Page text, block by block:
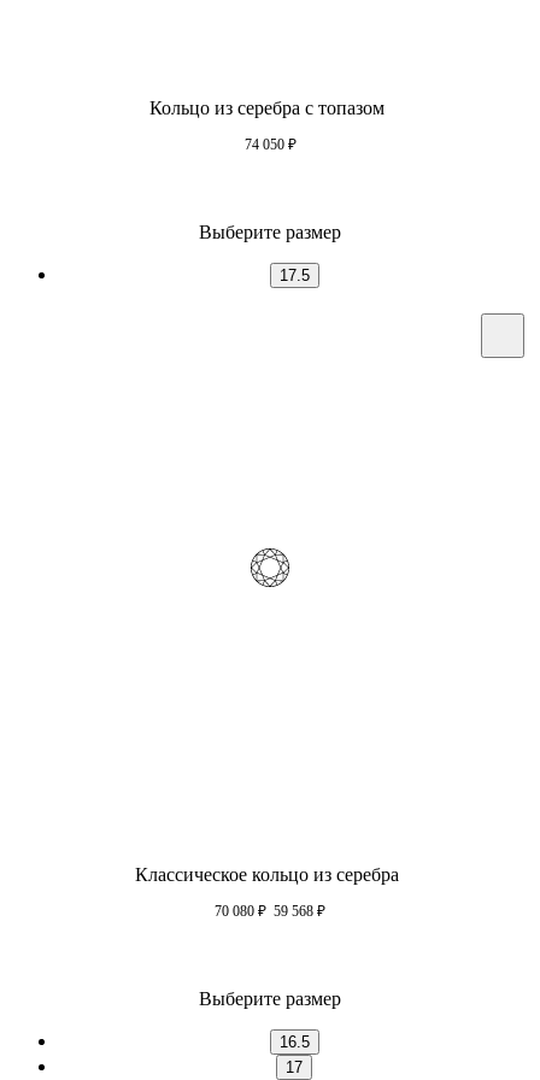
Кольцо из серебра с топазом
74 050 ₽
Выберите размер
17.5
Классическое кольцо из серебра
70 080 ₽ 59 568 ₽
Выберите размер
16.5
17